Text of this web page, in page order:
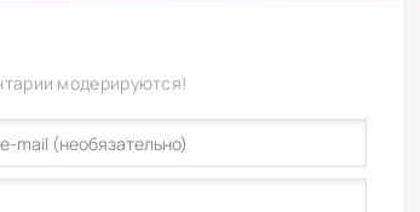
модерируются!